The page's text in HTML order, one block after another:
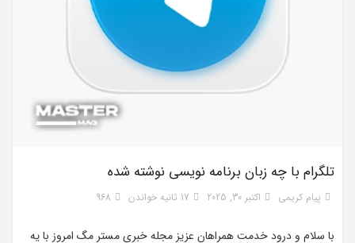
تلگرام با چه زبان برنامه نویسی نوشته شده
پیام کریمی اکتبر 30, 2025 17 ثانیه خواندن 968
با سلام و درود خدمت همراهان عزیز مجله خبری مستر مگ امروز با یه